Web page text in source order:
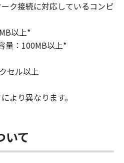
ク接続に対応しているコンピ
以上*
量：100MB以上*
セル以上
より異なります。
いて